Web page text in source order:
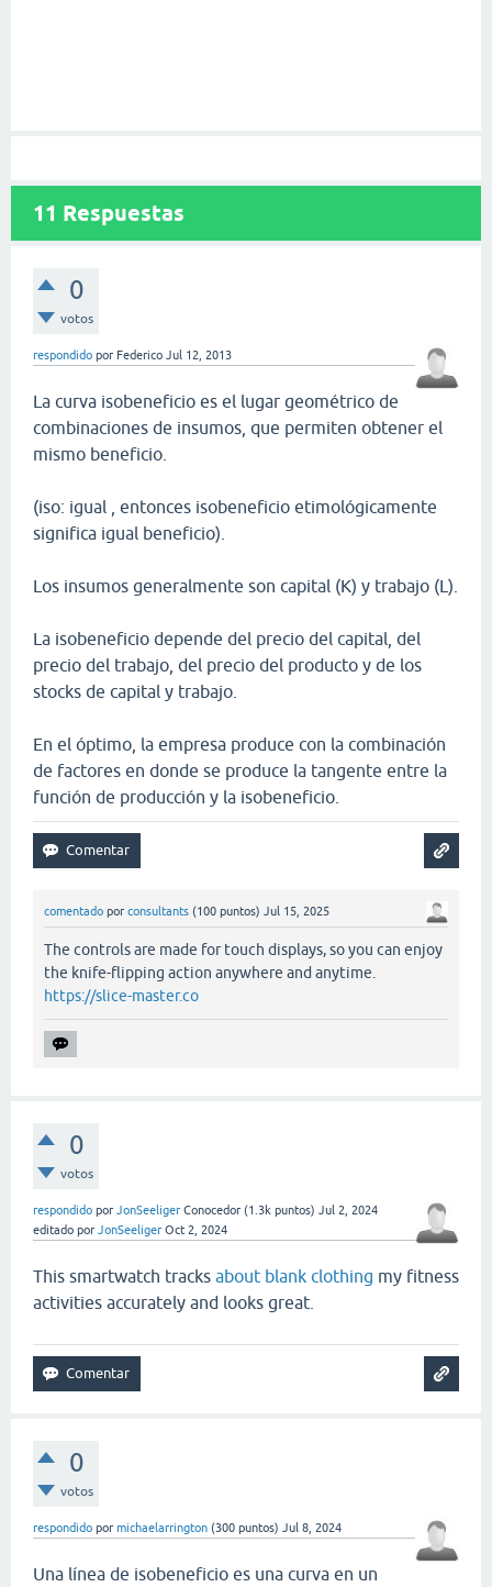
11 Respuestas
0
votos
respondido por Federico Jul 12, 2013
La curva isobeneficio es el lugar geométrico de
combinaciones de insumos, que permiten obtener el
mismo beneficio.
(iso: igual , entonces isobeneficio etimológicamente
significa igual beneficio).
Los insumos generalmente son capital (K) y trabajo (L).
La isobeneficio depende del precio del capital, del
precio del trabajo, del precio del producto y de los
stocks de capital y trabajo.
En el óptimo, la empresa produce con la combinación
de factores en donde se produce la tangente entre la
función de producción y la isobeneficio.
comentado por consultants (100 puntos) Jul 15, 2025
The controls are made for touch displays, so you can enjoy
the knife-flipping action anywhere and anytime.
https://slice-master.co
0
votos
respondido por JonSeeliger Conocedor (1.3k puntos) Jul 2, 2024
editado por JonSeeliger Oct 2, 2024
This smartwatch tracks about blank clothing my fitness
activities accurately and looks great.
0
votos
respondido por michaelarrington (300 puntos) Jul 8, 2024
Una línea de isobeneficio es una curva en un